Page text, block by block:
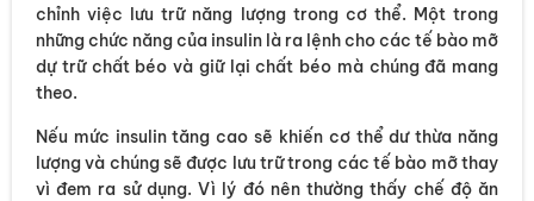
chỉnh việc lưu trữ năng lượng trong cơ thể. Một trong
những chức năng của insulin là ra lệnh cho các tế bào mỡ
dự trữ chất béo và giữ lại chất béo mà chúng đã mang
theo.
Nếu mức insulin tăng cao sẽ khiến cơ thể dư thừa năng
lượng và chúng sẽ được lưu trữ trong các tế bào mỡ thay
vì đem ra sử dụng. Vì lý đó nên thường thấy chế độ ăn